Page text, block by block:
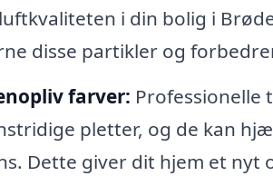
i din bolig i
disse partikler og
farver: Professionelle
pletter, og de kan
Dette giver dit hjem et nyt